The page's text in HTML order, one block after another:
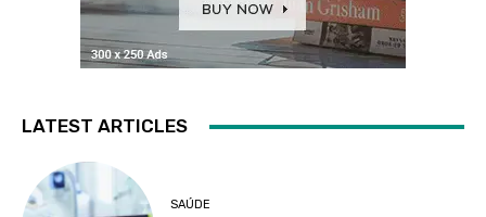
LATEST ARTICLES
SAÚDE